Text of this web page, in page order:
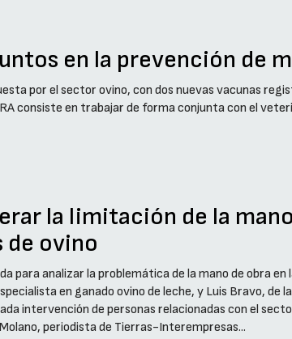
en la prevención de
por el sector ovino, con dos nuevas vacunas
consiste en trabajar de forma conjunta con el
la limitación de la
de ovino
para analizar la problemática de la mano de obra
en ganado ovino de leche, y Luis Bravo, de
intervención de personas relacionadas con el
periodista de Tierras-Interempresas...